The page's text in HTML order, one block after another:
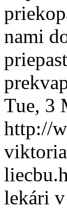
nami
Tue, 3
http://
lekári